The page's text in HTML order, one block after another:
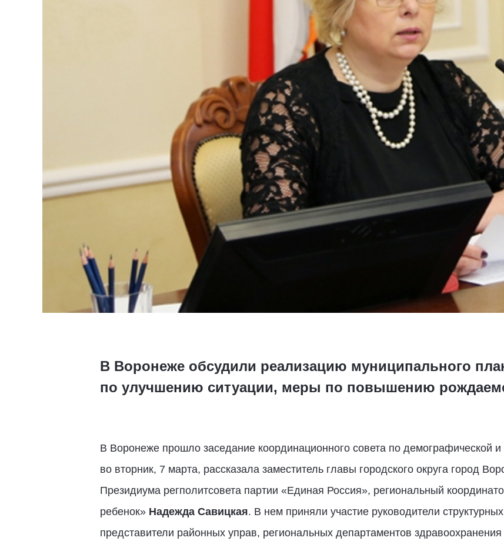
В Воронеже обсудили реализацию муниципального
по улучшению ситуации, меры по повышению
В Воронеже прошло заседание координационного совета по демографической
во вторник, 7 марта, рассказала заместитель главы городского округа город
Президиума регполитсовета партии «Единая Россия», региональный
ребенок»Надежда Савицкая. В нем приняли участие руководители
представители районных управ, региональных департаментов